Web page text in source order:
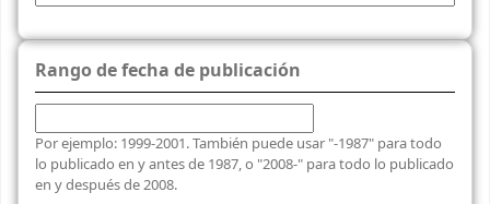
Rango de fecha de publicación
Por ejemplo: 1999-2001. También puede usar "-1987" para todo
lo publicado en y antes de 1987, o "2008-" para todo lo publicado
en y después de 2008.